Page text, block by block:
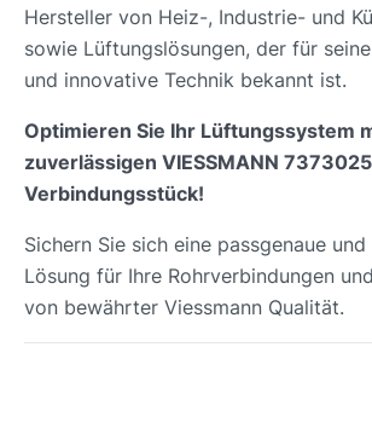
Hersteller von Heiz-, Industrie- und
sowie Lüftungslösungen, der für
und innovative Technik bekannt ist.
Optimieren Sie Ihr Lüftungssystem
zuverlässigen VIESSMANN 7373025
Verbindungsstück!
Sichern Sie sich eine passgenaue
Lösung für Ihre Rohrverbindungen
von bewährter Viessmann Qualität.